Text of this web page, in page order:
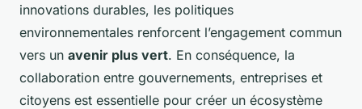
innovations durables, les politiques
environnementales renforcent l’engagement commun
vers un avenir plus vert. En conséquence, la
collaboration entre gouvernements, entreprises et
citoyens est essentielle pour créer un écosystème